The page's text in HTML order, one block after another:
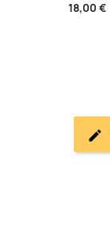
18,00 €